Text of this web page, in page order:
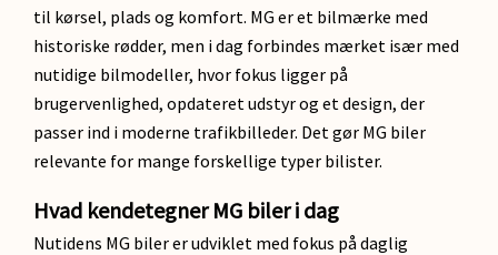
til kørsel, plads og komfort. MG er et bilmærke med
historiske rødder, men i dag forbindes mærket især med
nutidige bilmodeller, hvor fokus ligger på
brugervenlighed, opdateret udstyr og et design, der
passer ind i moderne trafikbilleder. Det gør MG biler
relevante for mange forskellige typer bilister.
Hvad kendetegner MG biler i dag
Nutidens MG biler er udviklet med fokus på daglig